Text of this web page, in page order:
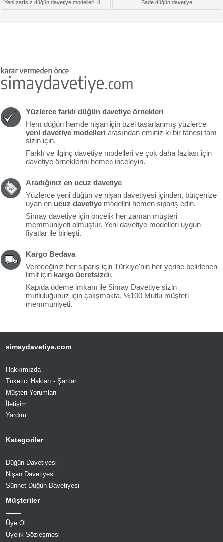
Sade düğün davetiye
Yüzlerce farklı düğün davetiye örnekleri
Hem düğün hemde nişan için özel tasarlanmış yüzlerce
yeni davetiye modelleri arasından eminiz ki bir tanesi tam
sizin için.
Farklı ve ilginç davetiye modelleri ve çok daha fazlası için
davetiye örneklerini hemen inceleyin.
Aradığınız en ucuz davetiye
Yüzlerce yeni düğün ve nişan davetiyesi içinden, bütçenize
uyan en ucuz davetiye modelini hemen sipariş edin.
Simay davetiye için öncelik her zaman müşteri
memmuniyeti olmuştur. Yeni davetiye modelleri uygun
fiyatlar ile birleşti.
Kargo Bedava
Vereceğiniz her sipariş için Türkiye'nin her yerine belirlenen
limit için kargo ücretsizdir.
Kapıda ödeme imkanı ile Simay Davetiye sizin
mutluluğunuz için çalışmakta. %100 Mutlu müşteri
memmuniyeti.
simaydavetiye.com
Hakkımızda
Tüketici Hakları - Şartlar
Müşteri Yorumları
İletişim
Yardım
Kategoriler
Düğün Davetiyesi
Nişan Davetiyesi
Sünnet Düğün Davetiyesi
Müşteriler
Üye Ol
Üyelik Sözleşmesi